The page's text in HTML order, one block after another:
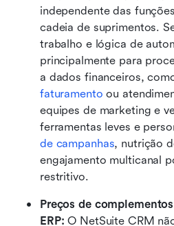
independente das
cadeia de suprimentos.
trabalho e lógica de
principalmente para
faturamento ou
equipes de marketing e
ferramentas leves e
de campanhas, nutrição
engajamento multicanal
restritivo.
Preços de
ERP: O NetSuite CRM